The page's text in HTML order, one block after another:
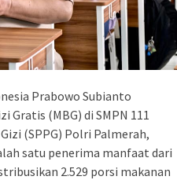
Prabowo Subianto
Gratis (MBG) di SMPN 111
(SPPG) Polri Palmerah,
satu penerima manfaat dari
2.529 porsi makanan